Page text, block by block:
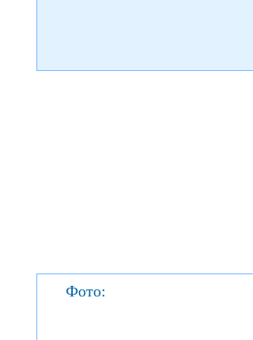
Фото: